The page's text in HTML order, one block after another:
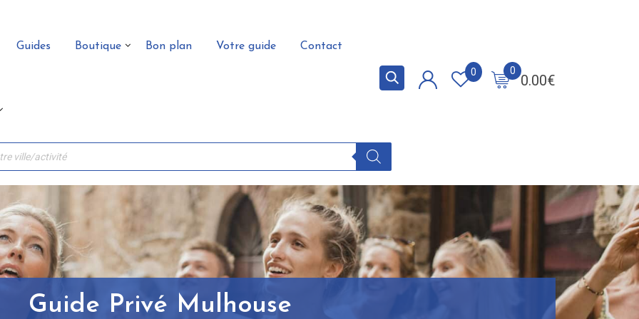
Guides Boutique Bon plan Votre guide Contact
0.00€
0
0
Guide Privé Mulhouse